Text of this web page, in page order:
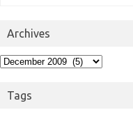
Archives
Archives
Tags